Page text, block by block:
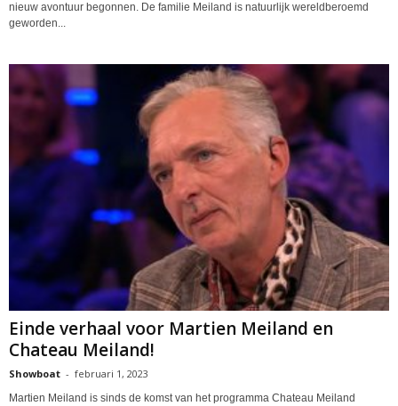
nieuw avontuur begonnen. De familie Meiland is natuurlijk wereldberoemd
geworden...
Einde verhaal voor Martien Meiland en
Chateau Meiland!
Showboat - februari 1, 2023
Martien Meiland is sinds de komst van het programma Chateau Meiland